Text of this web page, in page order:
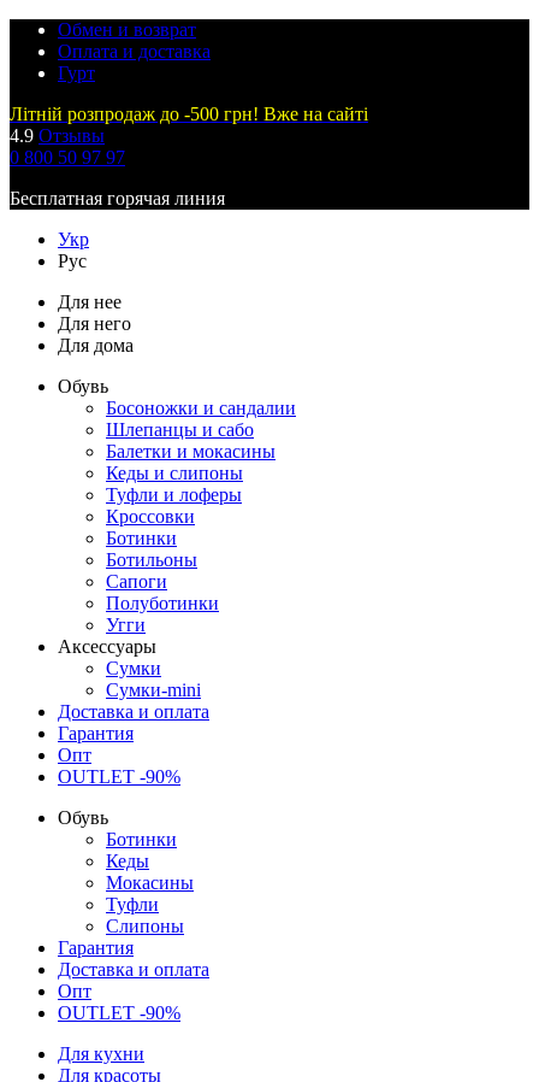
Обмен и возврат
Оплата и доставка
Гурт
Літній розпродаж до -500 грн! Вже на сайті
4.9 Отзывы
0 800 50 97 97
Бесплатная горячая линия
Укр
Рус
Для нее
Для него
Для дома
Обувь
Босоножки и сандалии
Шлепанцы и сабо
Балетки и мокасины
Кеды и слипоны
Туфли и лоферы
Кроссовки
Ботинки
Ботильоны
Сапоги
Полуботинки
Угги
Аксессуары
Сумки
Сумки-mini
Доставка и оплата
Гарантия
Опт
OUTLET -90%
Обувь
Ботинки
Кеды
Мокасины
Туфли
Слипоны
Гарантия
Доставка и оплата
Опт
OUTLET -90%
Для кухни
Для красоты